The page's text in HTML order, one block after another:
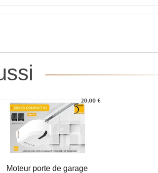
20,00 €
Moteur porte de garage